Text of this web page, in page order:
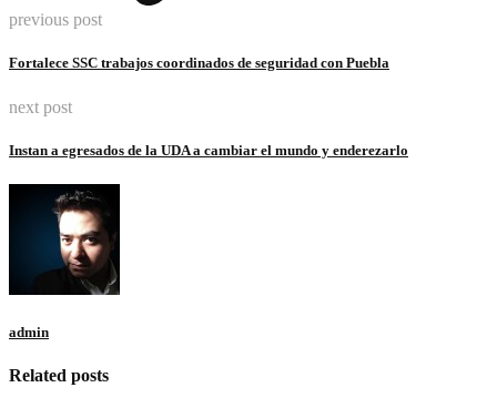
previous post
Fortalece SSC trabajos coordinados de seguridad con Puebla
next post
Instan a egresados de la UDA a cambiar el mundo y enderezarlo
admin
Related posts